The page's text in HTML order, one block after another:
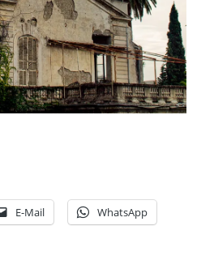
E-Mail WhatsApp